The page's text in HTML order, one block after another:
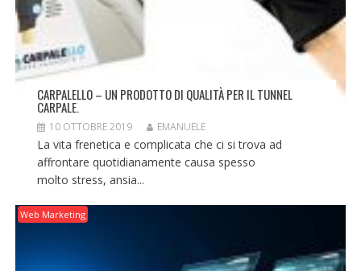
CARPALELLO – UN PRODOTTO DI QUALITÀ PER IL TUNNEL
CARPALE.
10 OTTOBRE 2019 EMANUELE
La vita frenetica e complicata che ci si trova ad
affrontare quotidianamente causa spesso
molto stress, ansia...
Web Marketing